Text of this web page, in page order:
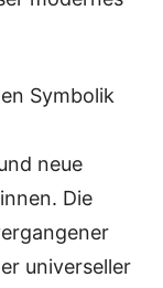
Symbolik
neue
Die
universeller